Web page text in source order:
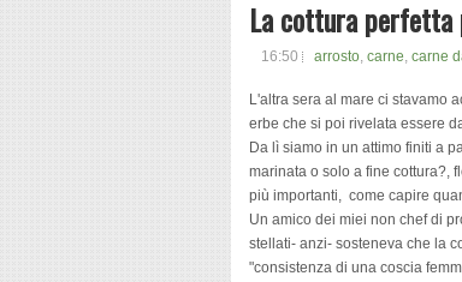
La cottura perfetta
16:50 arrosto, carne, carne
L'altra sera al mare ci stavamo
erbe che si poi rivelata essere
Da lì siamo in un attimo finiti a
marinata o solo a fine cottura?,
più importanti, come capire
Un amico dei miei non chef di
stellati- anzi- sosteneva che la
"consistenza di una coscia